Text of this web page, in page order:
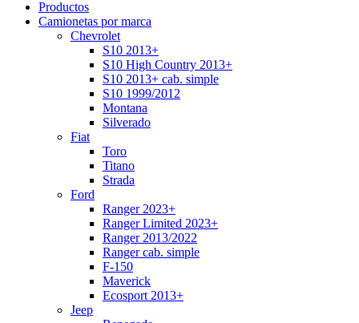
Productos
Camionetas por marca
Chevrolet
S10 2013+
S10 High Country 2013+
S10 2013+ cab. simple
S10 1999/2012
Montana
Silverado
Fiat
Toro
Titano
Strada
Ford
Ranger 2023+
Ranger Limited 2023+
Ranger 2013/2022
Ranger cab. simple
F-150
Maverick
Ecosport 2013+
Jeep